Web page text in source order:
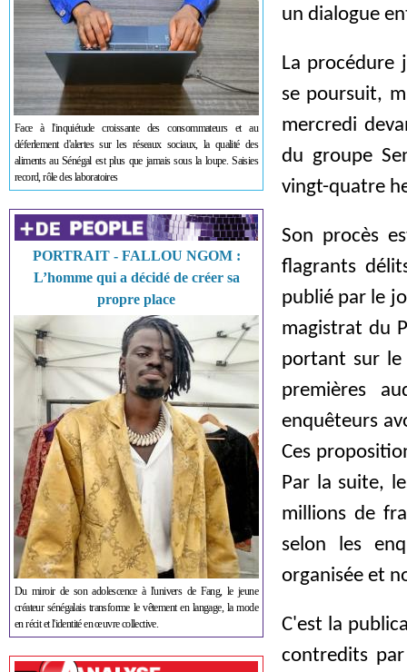
Face à l'inquiétude croissante des consommateurs et au
déferlement d'alertes sur les réseaux sociaux, la qualité des
aliments au Sénégal est plus que jamais sous la loupe. Saisies
record, rôle des laboratoires
PORTRAIT - FALLOU NGOM :
L’homme qui a décidé de créer sa
propre place
Du miroir de son adolescence à l'univers de Fang, le jeune
créateur sénégalais transforme le vêtement en langage, la mode
en récit et l'identité en œuvre collective.
un dialogue
La procédure
se poursuit,
mercredi
du groupe
vingt-quatre
Son procès
flagrants
publié par le
magistrat du
portant sur le
premières
enquêteurs
Ces
Par la suite,
millions de
selon les
organisée et
C'est la
contredits